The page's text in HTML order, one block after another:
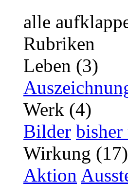
alle
Rubriken
Leben (3)
Werk (4)
Bilder
Wirkung (17)
Aktion